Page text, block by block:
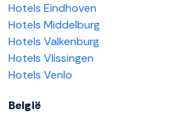
Hotels Eindhoven
Hotels Middelburg
Hotels Valkenburg
Hotels Vlissingen
Hotels Venlo
België